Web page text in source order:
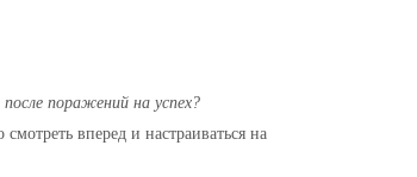
поражений на успех?
вперед и настраиваться на